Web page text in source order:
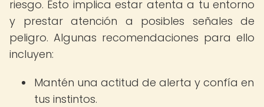
riesgo. Esto implica estar atenta a tu entorno
y prestar atención a posibles señales de
peligro. Algunas recomendaciones para ello
incluyen:
Mantén una actitud de alerta y confía en
tus instintos.